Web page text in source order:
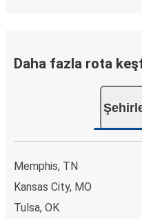
Daha fazla rota
Memphis, TN
Kansas City, MO
Tulsa, OK